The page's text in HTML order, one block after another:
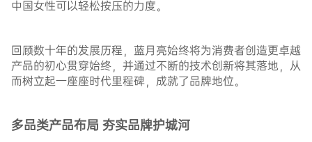
中国女性可以轻松按压的力度。
回顾数十年的发展历程，蓝月亮始终将为消费者创造更卓越
产品的初心贯穿始终，并通过不断的技术创新将其落地，从
而树立起一座座时代里程碑，成就了品牌地位。
多品类产品布局 夯实品牌护城河